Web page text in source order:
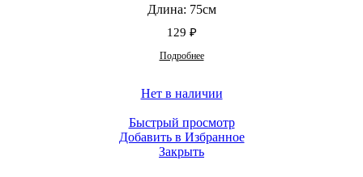
Длина: 75см
129 ₽
Подробнее
Нет в наличии
Быстрый просмотр
Добавить в Избранное
Закрыть